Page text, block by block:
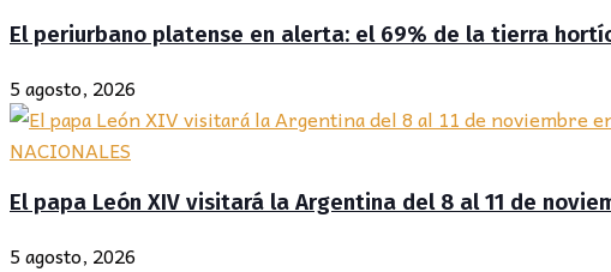
El periurbano platense en alerta: el 69% de la tierra
5 agosto, 2026
NACIONALES
El papa León XIV visitará la Argentina del 8 al 11 de
5 agosto, 2026